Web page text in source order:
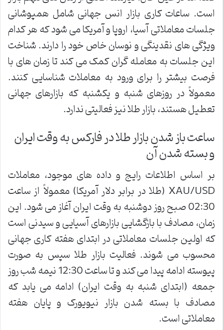
است. ساعات کاری بازار انس جهانی شامل همپوشانی
جلسات معاملاتی آسیا، اروپا و آمریکا می شود که هر کدام
ویژگی های نقدینگی و نوسان خاص خود را دارند. شناخت
این جلسات به معامله گران کمک می کند تا زمان های با
فرصت بیشتر را برای ورود به معاملات شناسایی کنند.
معمولاً در روزهای شنبه و یکشنبه که بازارهای جهانی
تعطیل هستند، بازار طلا نیز فعالیتی ندارد.
ساعت باز شدن بازار طلا در فارکس به وقت ایران
و بسته شدن آن
بر اساس اطلاعات رایج و داده های موجود، معاملات
XAU/USD (طلا در برابر دلار آمریکا) معمولاً از ساعت
02:30 صبح روز دوشنبه به وقت ایران آغاز می شود. این
زمان، مصادف با بازگشایی بازارهای آسیایی و سیدنی است
که اولین جلسات معاملاتی در ابتدای هفته کاری جهانی
محسوب می شوند. فعالیت بازار طلا سپس به صورت
پیوسته ادامه پیدا می کند و تا ساعت 12:30 نیمه شب روز
جمعه (ابتدای شنبه به وقت ایران) ادامه می یابد که
مصادف با بسته شدن بازار نیویورک و پایان هفته
معاملاتی است.